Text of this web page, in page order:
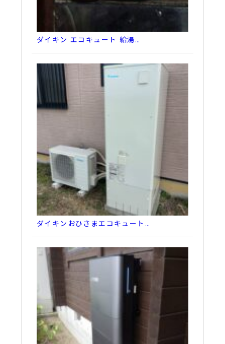
ダイキン エコキュート 給湯…
ダイキンおひさまエコキュート…